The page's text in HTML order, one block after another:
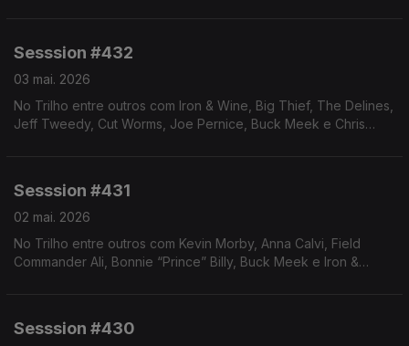
Sesssion #432
03 mai. 2026
No Trilho entre outros com Iron & Wine, Big Thief, The Delines,
Jeff Tweedy, Cut Worms, Joe Pernice, Buck Meek e Chris
Sesssion #431
02 mai. 2026
No Trilho entre outros com Kevin Morby, Anna Calvi, Field
Commander Ali, Bonnie “Prince” Billy, Buck Meek e Iron &
Sesssion #430